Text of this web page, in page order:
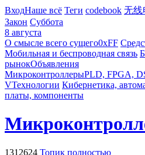
ВходНаше всё Теги codebook 无线
Закон Суббота
8 августа
О смысле всего сущего0xFF
Мобильная и беспроводная связь
рынокОбъявления
МикроконтроллерыPLD, FPGA,
VТехнологии Кибернетика,
платы, компоненты
1312624 Топик полностью